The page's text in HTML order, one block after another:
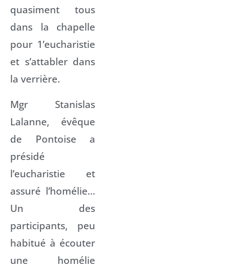
quasiment tous
dans la chapelle
pour 1’eucharistie
et s’attabler dans
la verrière.
Mgr Stanislas
Lalanne, évêque
de Pontoise a
présidé
l’eucharistie et
assuré l’homélie…
Un des
participants, peu
habitué à écouter
une homélie